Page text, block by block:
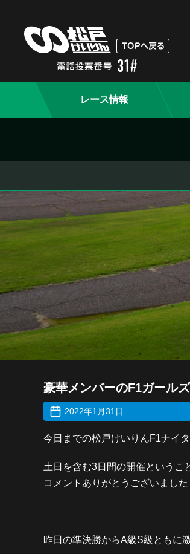
レース情報
豪華メンバーのF1ガール
2022年1月31日
今日までの松戸けいりんF1ナイ
土日を含む3日間の開催というこ
コメントありがとうございました
昨日の準決勝からA級S級ともに